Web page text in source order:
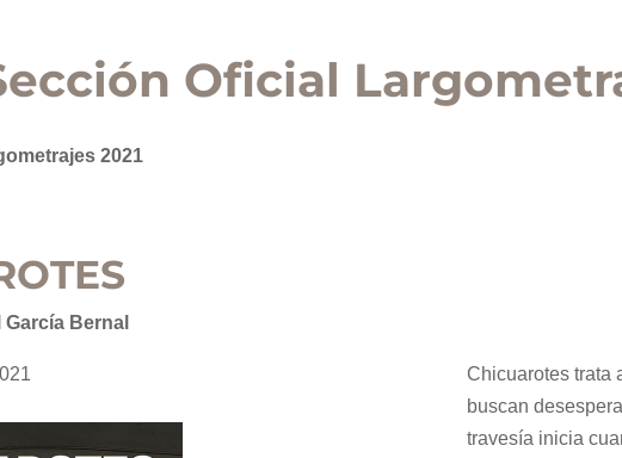
Oficial
2021
García Bernal
Chicuarotes trata
buscan
travesía inicia